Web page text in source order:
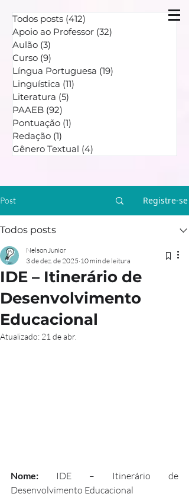
Todos posts (412)
Apoio ao Professor (32)
Aulão (3)
Curso (9)
Língua Portuguesa (19)
Linguística (11)
Literatura (5)
PAAEB (92)
Pontuação (1)
Redação (1)
Gênero Textual (4)
Post Registre-se
Todos posts
IDE – Itinerário de
Desenvolvimento
Educacional
Nelson Junior
3 de dez. de 2025 10 min de leitura
Atualizado: 21 de abr.
Nome: IDE – Itinerário de
Desenvolvimento Educacional